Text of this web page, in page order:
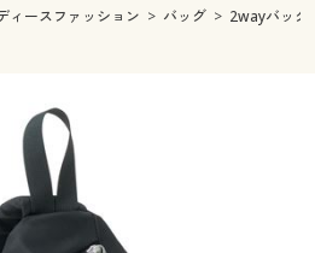
販すべて
販すべて
ィースファッション バッグ 2wayバッグ